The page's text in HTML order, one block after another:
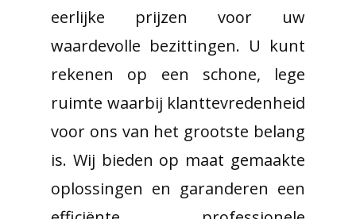
eerlijke prijzen voor uw
waardevolle bezittingen. U kunt
rekenen op een schone, lege
ruimte waarbij klanttevredenheid
voor ons van het grootste belang
is. Wij bieden op maat gemaakte
oplossingen en garanderen een